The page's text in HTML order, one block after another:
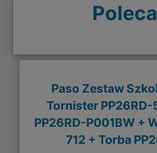
Paso Zestaw
Tornister
PP26RD-P001BW +
712 + Torba